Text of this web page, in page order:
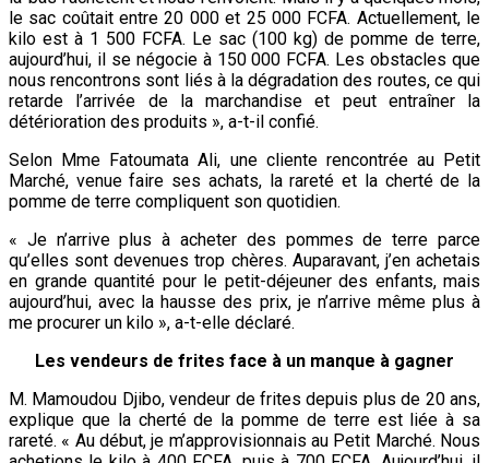
le sac coûtait entre 20 000 et 25 000 FCFA. Actuellement, le
kilo est à 1 500 FCFA. Le sac (100 kg) de pomme de terre,
aujourd’hui, il se négocie à 150 000 FCFA. Les obstacles que
nous rencontrons sont liés à la dégradation des routes, ce qui
retarde l’arrivée de la marchandise et peut entraîner la
détérioration des produits », a-t-il confié.
Selon Mme Fatoumata Ali, une cliente rencontrée au Petit
Marché, venue faire ses achats, la rareté et la cherté de la
pomme de terre compliquent son quotidien.
« Je n’arrive plus à acheter des pommes de terre parce
qu’elles sont devenues trop chères. Auparavant, j’en achetais
en grande quantité pour le petit-déjeuner des enfants, mais
aujourd’hui, avec la hausse des prix, je n’arrive même plus à
me procurer un kilo », a-t-elle déclaré.
Les vendeurs de frites face à un manque à gagner
M. Mamoudou Djibo, vendeur de frites depuis plus de 20 ans,
explique que la cherté de la pomme de terre est liée à sa
rareté. « Au début, je m’approvisionnais au Petit Marché. Nous